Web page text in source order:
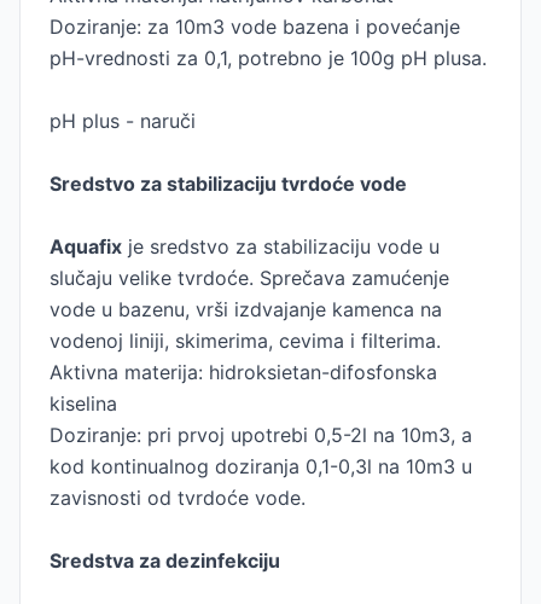
Doziranje: za 10m3 vode bazena i povećanje
pH-vrednosti za 0,1, potrebno je 100g pH plusa.
pH plus - naruči
Sredstvo za stabilizaciju tvrdoće vode
Aquafix je sredstvo za stabilizaciju vode u
slučaju velike tvrdoće. Sprečava zamućenje
vode u bazenu, vrši izdvajanje kamenca na
vodenoj liniji, skimerima, cevima i filterima.
Aktivna materija: hidroksietan-difosfonska
kiselina
Doziranje: pri prvoj upotrebi 0,5-2l na 10m3, a
kod kontinualnog doziranja 0,1-0,3l na 10m3 u
zavisnosti od tvrdoće vode.
Sredstva za dezinfekciju